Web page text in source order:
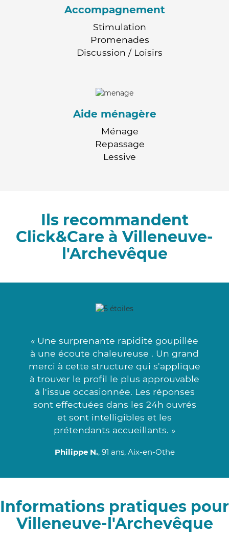
Accompagnement
Stimulation
Promenades
Discussion / Loisirs
Aide ménagère
Ménage
Repassage
Lessive
Ils recommandent
Click&Care à Villeneuve-
l'Archevêque
« Une surprenante rapidité goupillée
à une écoute chaleureuse . Un grand
merci à cette structure qui s'applique
à trouver le profil le plus approuvable
à l'issue occasionnée. Les réponses
sont effectuées dans les 24h ouvrés
et sont intelligibles et les
prétendants accueillants. »
Philippe N., 91 ans, Aix-en-Othe
Informations pratiques pour
Villeneuve-l'Archevêque